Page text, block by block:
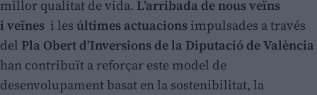
millor qualitat de vida. L’arribada de nous veïns
i veïnes i les últimes actuacions impulsades a través
del Pla Obert d’Inversions de la Diputació de València
han contribuït a reforçar este model de
desenvolupament basat en la sostenibilitat, la